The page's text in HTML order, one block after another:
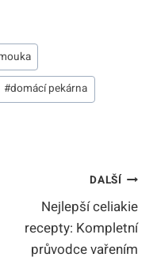
#domácí pekárna
DALŠÍ
Nejlepší celiakie
recepty: Kompletní
průvodce vařením